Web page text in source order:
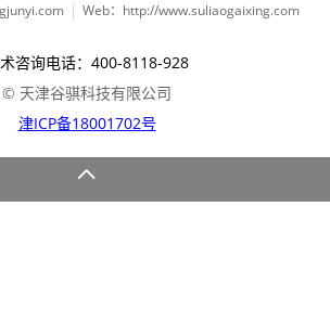
Web：http://www.suliaogaixing.com
咨询电话：400-8118-928
© 天津谷骐科技有限公司
津ICP备18001702号